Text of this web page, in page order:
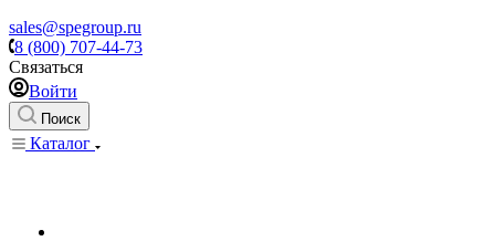
sales@spegroup.ru
8 (800) 707-44-73
Связаться
Войти
Поиск
Каталог